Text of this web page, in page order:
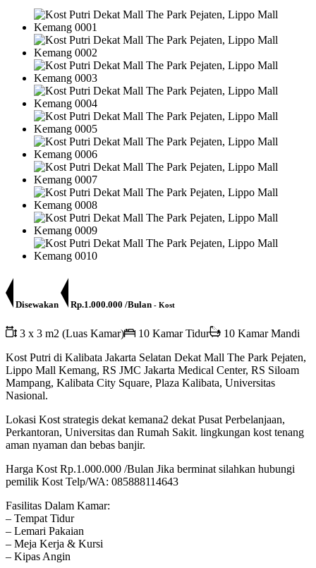
Disewakan Rp.1.000.000 /Bulan - Kost
3 x 3 m2 (Luas Kamar) 10 Kamar Tidur
10 Kamar Mandi
Kost Putri di Kalibata Jakarta Selatan Dekat Mall The Park Pejaten,
Lippo Mall Kemang, RS JMC Jakarta Medical Center, RS Siloam
Mampang, Kalibata City Square, Plaza Kalibata, Universitas
Nasional.
Lokasi Kost strategis dekat kemana2 dekat Pusat Perbelanjaan,
Perkantoran, Universitas dan Rumah Sakit. lingkungan kost tenang
aman nyaman dan bebas banjir.
Harga Kost Rp.1.000.000 /Bulan Jika berminat silahkan hubungi
pemilik Kost Telp/WA: 085888114643
Fasilitas Dalam Kamar:
– Tempat Tidur
– Lemari Pakaian
– Meja Kerja & Kursi
– Kipas Angin